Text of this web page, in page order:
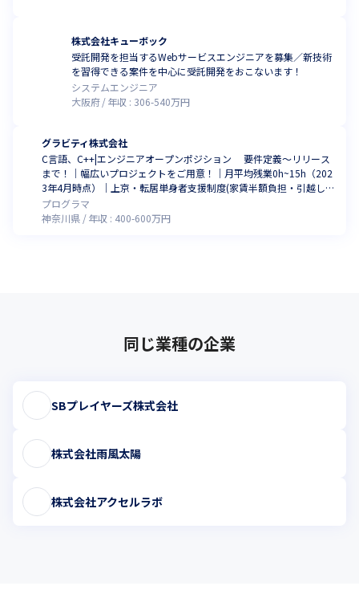
株式会社キューボック
受託開発を担当するWebサービスエンジニアを募集／新技術
を習得できる案件を中心に受託開発をおこないます！
システムエンジニア
大阪府
年収 : 306-540万円
グラビティ株式会社
C言語、C++|エンジニアオープンポジション 要件定義〜リリース
まで！｜幅広いプロジェクトをご用意！｜月平均残業0h~15h（202
3年4月時点）｜上京・転居単身者支援制度(家賃半額負担・引越し費
用・敷金礼金一部負担）|自動運転、EV、ADAS、医療、ロボット、
ドローン、家電、インフラ、IoT、AI、画像処理|
プログラマ
神奈川県
年収 : 400-600万円
同じ業種の企業
SBプレイヤーズ株式会社
株式会社雨風太陽
株式会社アクセルラボ